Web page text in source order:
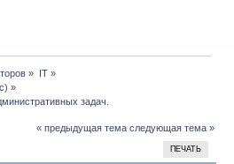
» IT»
) »
задач.
« предыдущая тема следующая тема »
ПЕЧАТЬ